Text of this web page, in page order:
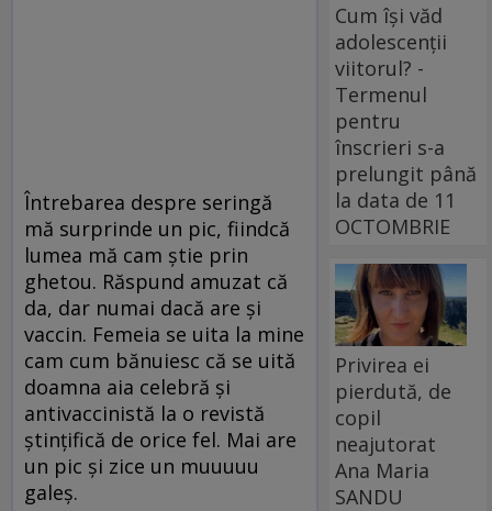
Întrebarea despre seringă
mă surprinde un pic, fiindcă
lumea mă cam știe prin
ghetou. Răspund amuzat că
da, dar numai dacă are și
vaccin. Femeia se uita la mine
cam cum bănuiesc că se uită
doamna aia celebră și
antivaccinistă la o revistă
ștințifică de orice fel. Mai are
un pic și zice un muuuuu
galeș.
Cum își văd
adolescenții
viitorul? -
Termenul
pentru
înscrieri s-a
prelungit până
la data de 11
OCTOMBRIE
Privirea ei
pierdută, de
copil
neajutorat
Ana Maria
SANDU